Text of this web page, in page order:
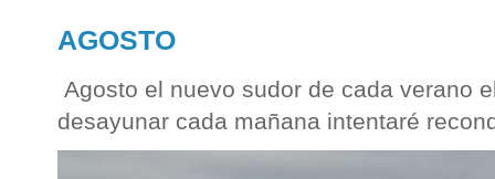
AGOSTO
Agosto el nuevo sudor de cada verano
desayunar cada mañana intentaré